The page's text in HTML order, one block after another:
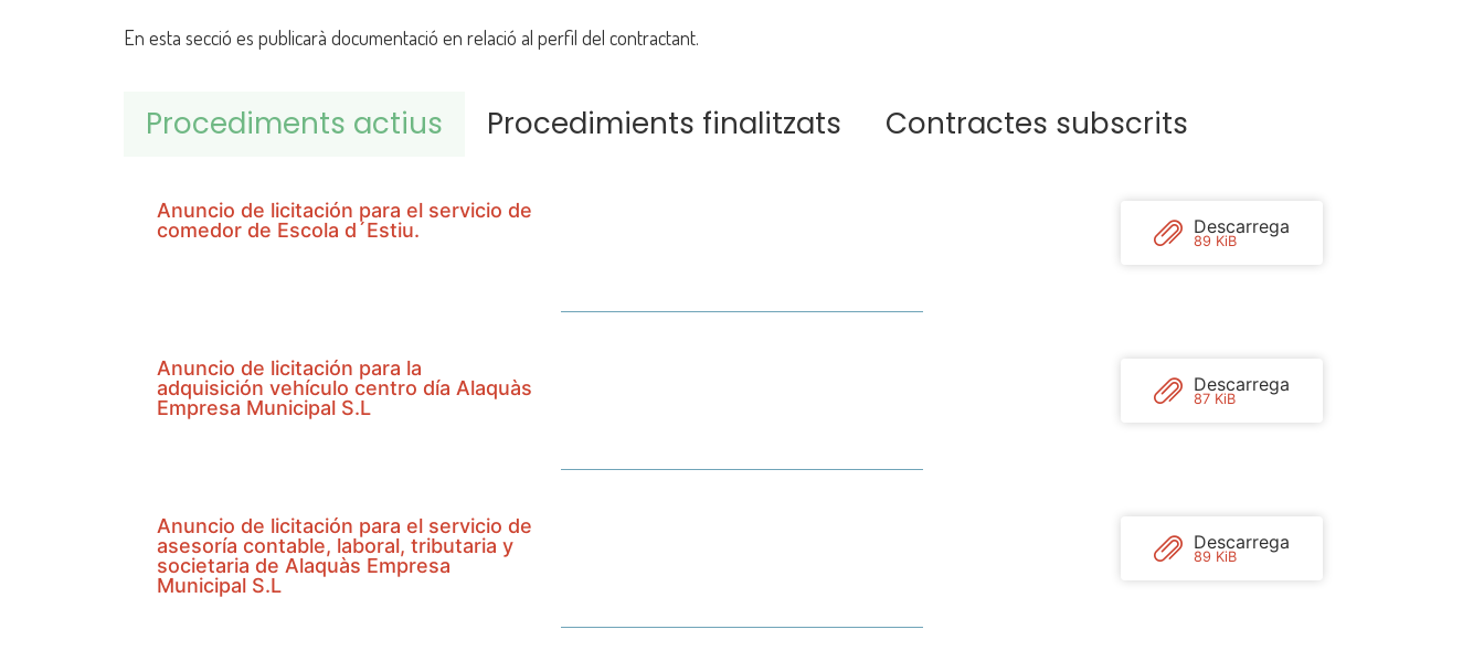
En esta secció es publicarà documentació en relació al perfil del contractant.
Procediments actius Procedimients finalitzats Contractes subscrits
Anuncio de licitación para el servicio de
comedor de Escola d´Estiu.
Descarrega
89 KiB
Anuncio de licitación para la
adquisición vehículo centro día Alaquàs
Empresa Municipal S.L
Descarrega
87 KiB
Anuncio de licitación para el servicio de
asesoría contable, laboral, tributaria y
societaria de Alaquàs Empresa
Municipal S.L
Descarrega
89 KiB